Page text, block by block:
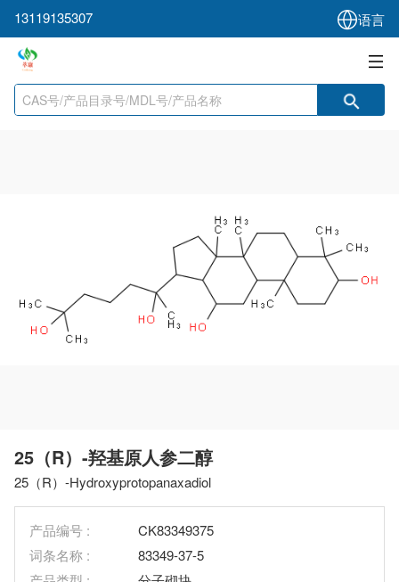
13119135307 语言
25（R）-羟基原人参二醇
25（R）-Hydroxyprotopanaxadiol
产品编号 :
CK83349375
词条名称 :
83349-37-5